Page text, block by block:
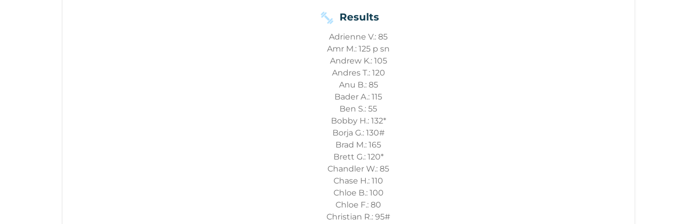
Results
Adrienne V.: 85
Amr M.: 125 p sn
Andrew K.: 105
Andres T.: 120
Anu B.: 85
Bader A.: 115
Ben S.: 55
Bobby H.: 132*
Borja G.: 130#
Brad M.: 165
Brett G.: 120*
Chandler W.: 85
Chase H.: 110
Chloe B.: 100
Chloe F.: 80
Christian R.: 95#